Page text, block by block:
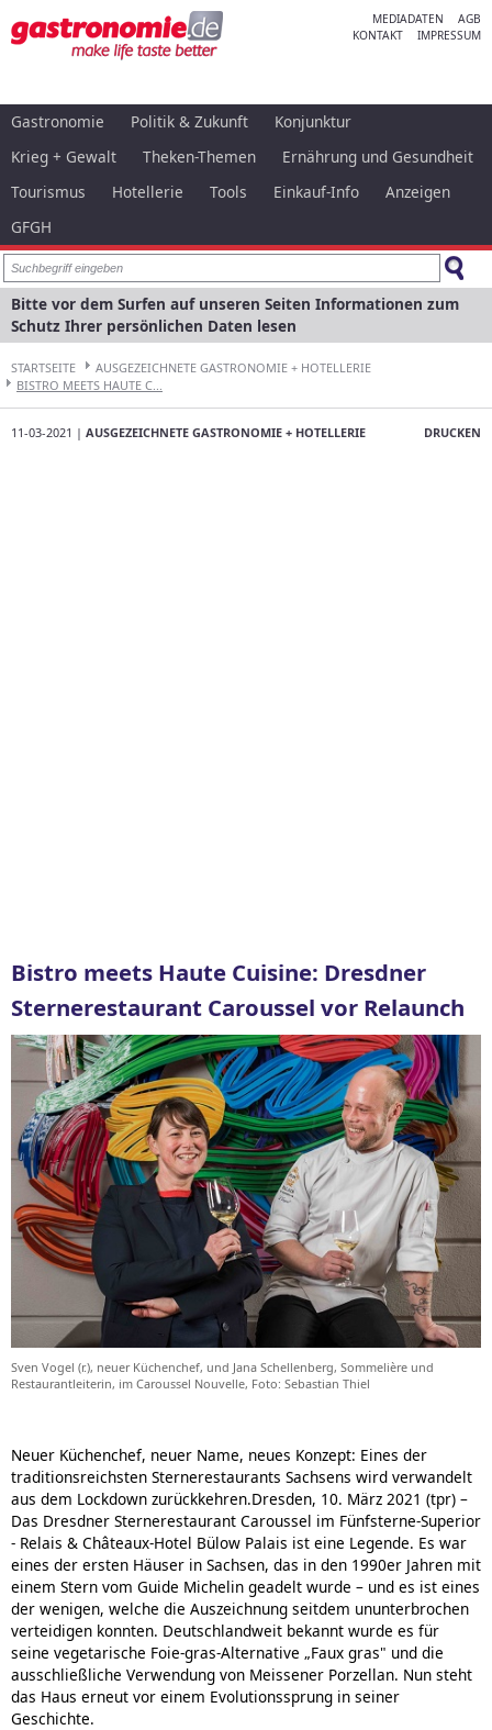
MEDIADATEN
AGB
KONTAKT
IMPRESSUM
Gastronomie Politik & Zukunft
Konjunktur
Krieg + Gewalt
Theken-Themen
Ernährung und Gesundheit
Tourismus
Hotellerie Tools Einkauf-Info
Anzeigen
GFGH
Bitte vor dem Surfen auf unseren Seiten Informationen zum
Schutz Ihrer persönlichen Daten lesen
STARTSEITE
AUSGEZEICHNETE GASTRONOMIE + HOTELLERIE
BISTRO MEETS HAUTE C...
DRUCKEN
11-03-2021 | AUSGEZEICHNETE GASTRONOMIE + HOTELLERIE
Bistro meets Haute Cuisine: Dresdner
Sternerestaurant Caroussel vor Relaunch
Sven Vogel (r.), neuer Küchenchef, und Jana Schellenberg, Sommelière und
Restaurantleiterin, im Caroussel Nouvelle, Foto: Sebastian Thiel
Neuer Küchenchef, neuer Name, neues Konzept: Eines der
traditionsreichsten Sternerestaurants Sachsens wird verwandelt
aus dem Lockdown zurückkehren.Dresden, 10. März 2021 (tpr) –
Das Dresdner Sternerestaurant Caroussel im Fünfsterne-Superior
- Relais & Châteaux-Hotel Bülow Palais ist eine Legende. Es war
eines der ersten Häuser in Sachsen, das in den 1990er Jahren mit
einem Stern vom Guide Michelin geadelt wurde – und es ist eines
der wenigen, welche die Auszeichnung seitdem ununterbrochen
verteidigen konnten. Deutschlandweit bekannt wurde es für
seine vegetarische Foie-gras-Alternative „Faux gras" und die
ausschließliche Verwendung von Meissener Porzellan. Nun steht
das Haus erneut vor einem Evolutionssprung in seiner
Geschichte.